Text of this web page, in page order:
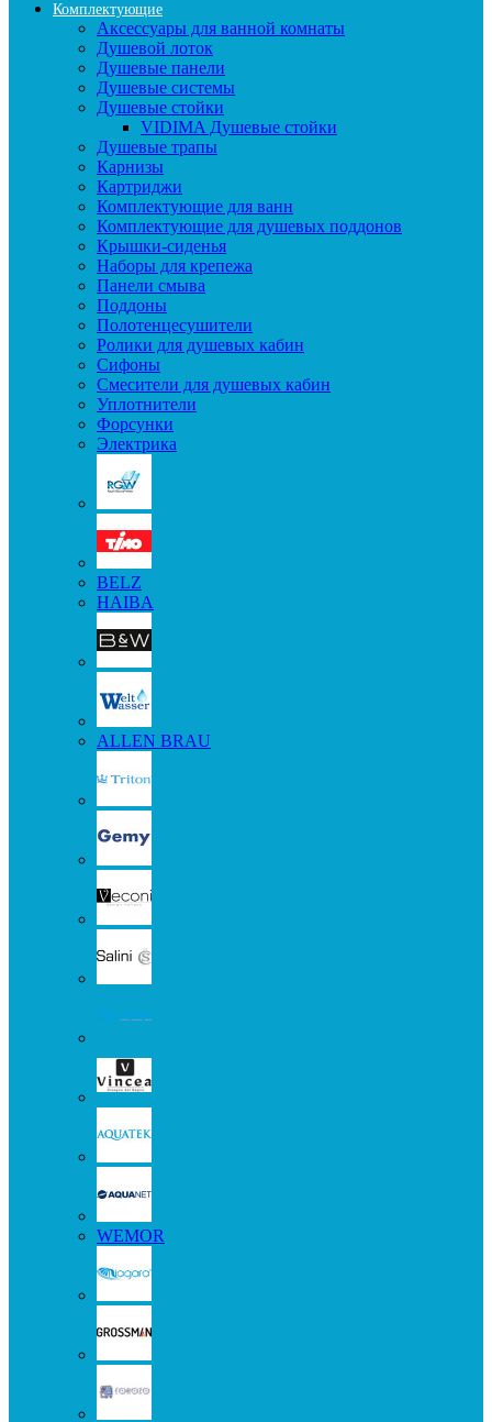
Комплектующие
Аксессуары для ванной комнаты
Душевой лоток
Душевые панели
Душевые системы
Душевые стойки
VIDIMA Душевые стойки
Душевые трапы
Карнизы
Картриджи
Комплектующие для ванн
Комплектующие для душевых поддонов
Крышки-сиденья
Наборы для крепежа
Панели смыва
Поддоны
Полотенцесушители
Ролики для душевых кабин
Сифоны
Смесители для душевых кабин
Уплотнители
Форсунки
Электрика
BELZ
HAIBA
ALLEN BRAU
WEMOR